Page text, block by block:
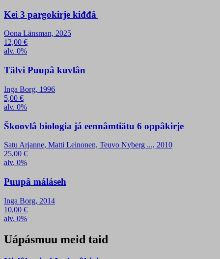
Kei 3 pargokirje kiđđâ
Oona Länsman, 2025
12,00 €
alv. 0%
Tälvi Puupâ kuvlân
Inga Borg, 1996
5,00 €
alv. 0%
Škoovlâ biologia já eennâmtiätu 6 oppâkirje
Satu Arjanne, Matti Leinonen, Teuvo Nyberg ..., 2010
25,00 €
alv. 0%
Puupâ máláseh
Inga Borg, 2014
10,00 €
alv. 0%
Uápásmuu meid taid